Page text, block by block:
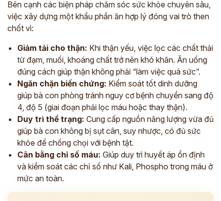
Bên cạnh các biện pháp chăm sóc sức khỏe chuyên sâu,
việc xây dựng một khẩu phần ăn hợp lý đóng vai trò then
chốt vì:
Giảm tải cho thận: Khi thận yếu, việc lọc các chất thải
từ đạm, muối, khoáng chất trở nên khó khăn. Ăn uống
đúng cách giúp thận không phải “làm việc quá sức”.
Ngăn chặn biến chứng: Kiểm soát tốt dinh dưỡng
giúp bà con phòng tránh nguy cơ bệnh chuyển sang độ
4, độ 5 (giai đoạn phải lọc máu hoặc thay thận).
Duy trì thể trạng: Cung cấp nguồn năng lượng vừa đủ
giúp bà con không bị sụt cân, suy nhược, có đủ sức
khỏe để chống chọi với bệnh tật.
Cân bằng chỉ số máu: Giúp duy trì huyết áp ổn định
và kiểm soát các chỉ số như Kali, Phospho trong máu ở
mức an toàn.